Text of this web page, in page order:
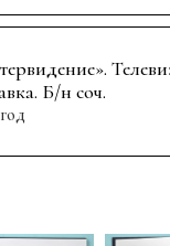
Б/н соч.